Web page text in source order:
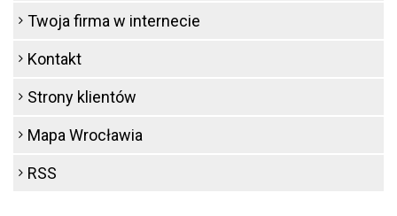
Twoja firma w internecie
Kontakt
Strony klientów
Mapa Wrocławia
RSS